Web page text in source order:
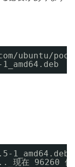
/ubuntu/
1_amd64.deb
現在 96260 個